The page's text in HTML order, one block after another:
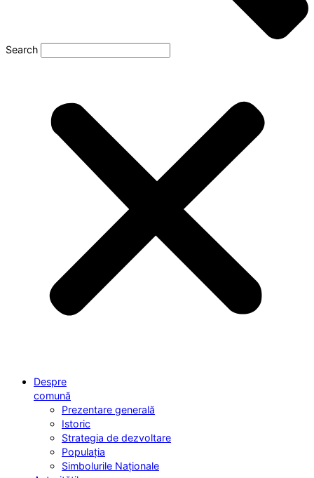
Search
Despre
comună
Prezentare generală
Istoric
Strategia de dezvoltare
Populația
Simbolurile Naționale